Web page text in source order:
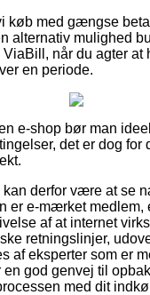
køb med gængse
alternativ mulighed
ViaBill, når du agter at
en periode.
e-shop bør man
det er dog for
kan derfor være at se
er e-mærket medlem,
af at internet
retningslinjer,
af eksperter som er
god genvej til
med dit